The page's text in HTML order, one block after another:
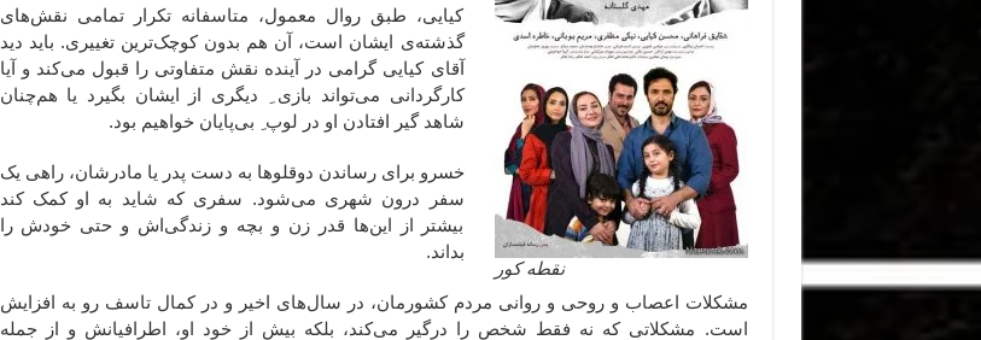
نقطه کور
کیایی، طبق روال معمول، متاسفانه تکرار تمامی نقش‌های
گذشته‌ی ایشان است، آن هم بدون کوچک‌ترین تغییری. باید دید
آقای کیایی گرامی در آینده نقش متفاوتی را قبول می‌کند و آیا
کارگردانی می‌تواند بازی ِ دیگری از ایشان بگیرد یا هم‌چنان
شاهد گیر افتادن او در لوپ ِ بی‌پایان خواهیم بود.
خسرو برای رساندن دوقلوها به دست پدر یا مادرشان، راهی یک
سفر درون شهری می‌شود. سفری که شاید به او کمک کند
بیشتر از این‌ها قدر زن و بچه و زندگی‌اش و حتی خودش را
بداند.
مشکلات اعصاب و روحی و روانی مردم کشورمان، در سال‌های اخیر و در کمال تاسف رو به افزایش
است. مشکلاتی که نه فقط شخص را درگیر می‌کند، بلکه بیش از خود او، اطرافیانش و از جمله